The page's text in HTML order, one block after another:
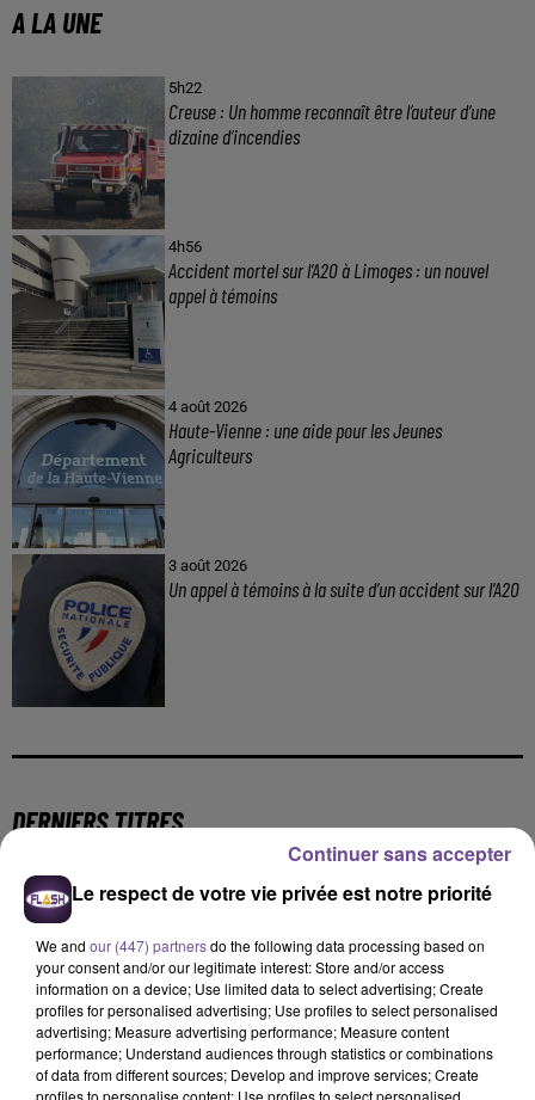
A LA UNE
5h22
Creuse : Un homme reconnaît être l’auteur d’une
dizaine d’incendies
4h56
Accident mortel sur l’A20 à Limoges : un nouvel
appel à témoins
4 août 2026
Haute-Vienne : une aide pour les Jeunes
Agriculteurs
3 août 2026
Un appel à témoins à la suite d’un accident sur l’A20
DERNIERS TITRES
18h28
18h28
TEDDY SWIMS
Mr Know It All
JECK
La Recette
NICO
Am I Wrong
Le respect de votre vie privée est notre priorité
We and our (447) partnersdo the following data processing based on
your consent and/or our legitimate interest: Store and/or access
information on a device; Use limited data to select advertising; Create
profiles for personalised advertising; Use profiles to select personalised
advertising; Measure advertising performance; Measure content
performance; Understand audiences through statistics or combinations
of data from different sources; Develop and improve services; Create
profiles to personalise content; Use profiles to select personalised
Continuer sans accepter